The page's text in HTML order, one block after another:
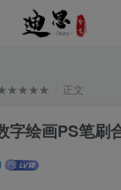
★★★★★ 正文
字绘画PS笔刷